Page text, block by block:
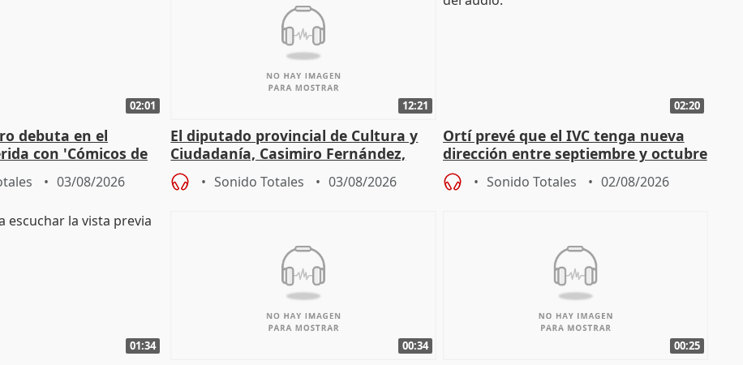
02:01
debuta en el
con 'Cómicos de
me ha escogido"
03/08/2026
12:21
El diputado provincial de Cultura y
Ciudadanía, Casimiro Fernández,
sobre el balance de entradas
Sonido Totales 03/08/2026
02:20
Ortí prevé que el IVC tenga nueva
dirección entre septiembre y octubre
Sonido Totales 02/08/2026
01:34 00:34 00:25